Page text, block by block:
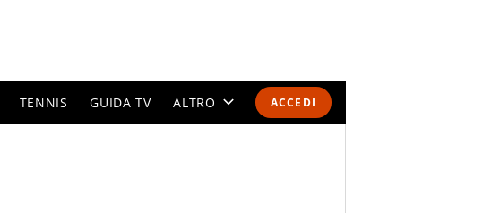
ACCEDI
TENNIS GUIDA TV ALTRO